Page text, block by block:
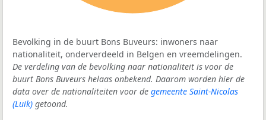
Bevolking in de buurt Bons Buveurs: inwoners naar
nationaliteit, onderverdeeld in Belgen en vreemdelingen.
De verdeling van de bevolking naar nationaliteit is voor de
buurt Bons Buveurs helaas onbekend. Daarom worden hier de
data over de nationaliteiten voor de gemeente Saint-Nicolas
(Luik) getoond.